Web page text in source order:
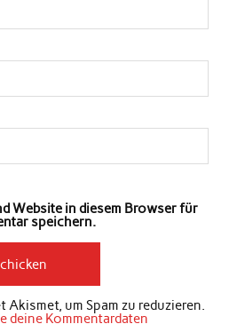
Website in diesem Browser für
speichern.
um Spam zu reduzieren.
deine Kommentardaten